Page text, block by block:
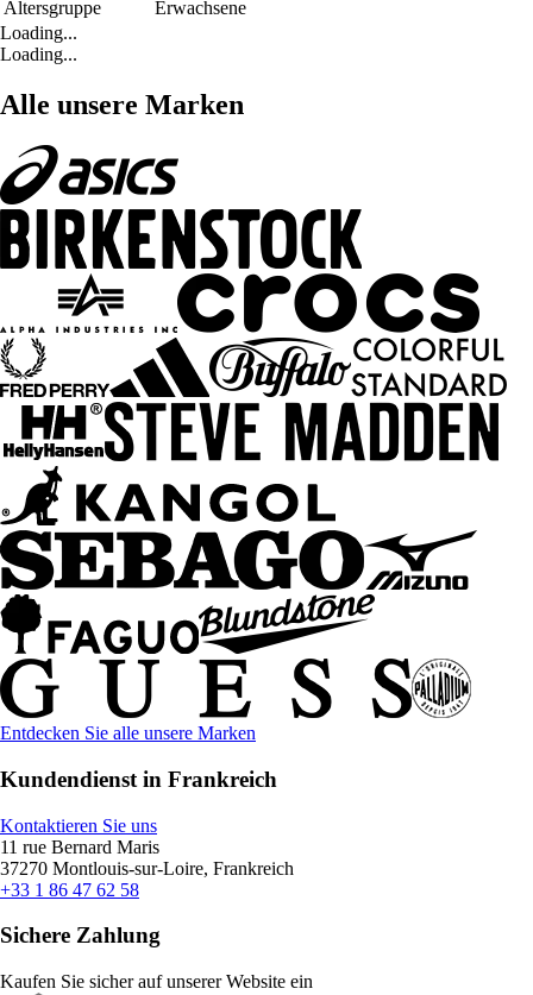
Altersgruppe
Erwachsene
Loading...
Loading...
Alle unsere Marken
Entdecken Sie alle unsere Marken
Kundendienst in Frankreich
Kontaktieren Sie uns
11 rue Bernard Maris
37270 Montlouis-sur-Loire, Frankreich
+33 1 86 47 62 58
Sichere Zahlung
Kaufen Sie sicher auf unserer Website ein